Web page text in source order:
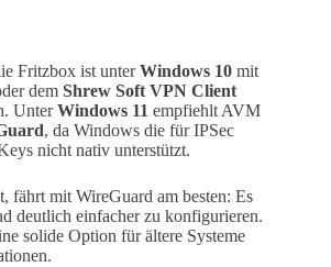
Fritzbox ist unterWindows 10 mit
dem Shrew Soft VPN Client
UnterWindows 11 empfiehlt AVM
, da Windows die für IPSec
nicht nativ unterstützt.
fährt mit WireGuard am besten: Es
deutlich einfacher zu konfigurieren.
solide Option für ältere Systeme